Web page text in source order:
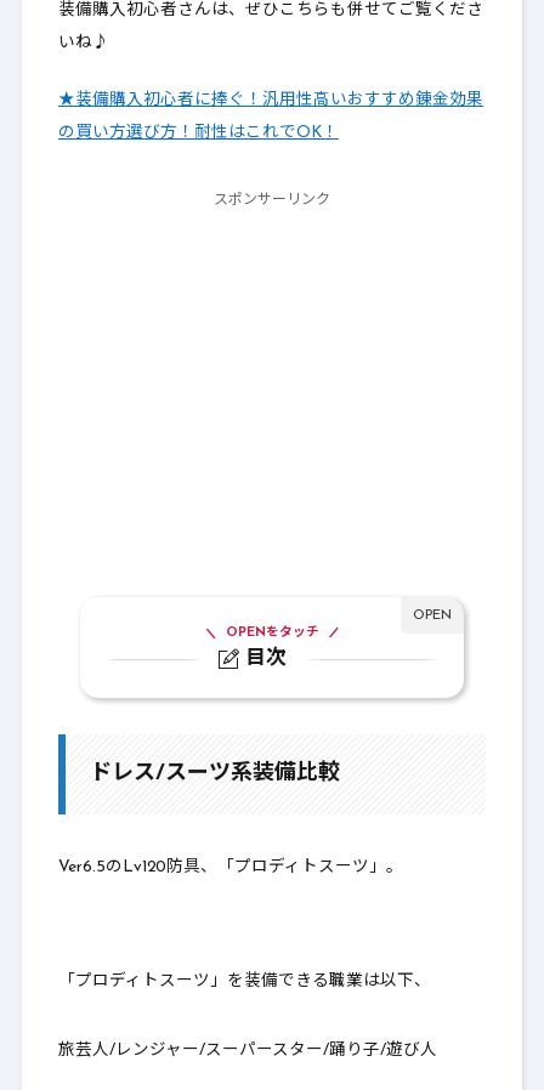
装備購入初心者さんは、ぜひこちらも併せてご覧くださ
いね♪
★装備購入初心者に捧ぐ！汎用性高いおすすめ錬金効果
の買い方選び方！耐性はこれでOK！
スポンサーリンク
目次
OPENをタッチ
Lv118：スパングルドレス
ドレス/スーツ系装備比較
Ver6.5のLv120防具、「プロディトスーツ」。
「プロディトスーツ」を装備できる職業は以下、
旅芸人/レンジャー/スーパースター/踊り子/遊び人